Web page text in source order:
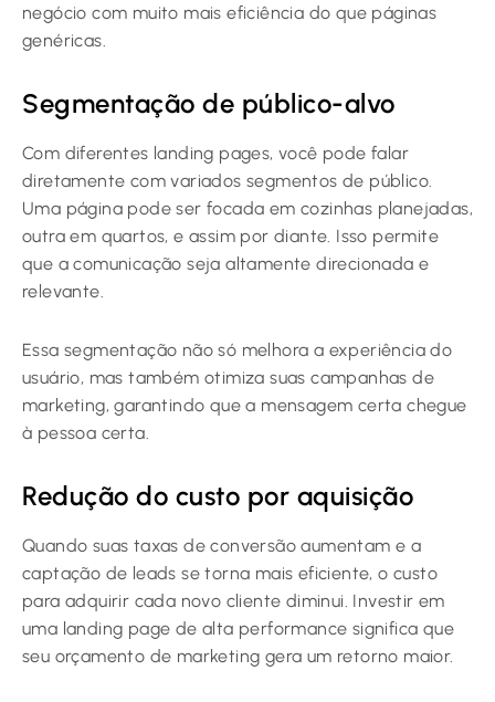
negócio com muito mais eficiência do que páginas
genéricas.
Segmentação de público-alvo
Com diferentes landing pages, você pode falar
diretamente com variados segmentos de público.
Uma página pode ser focada em cozinhas planejadas,
outra em quartos, e assim por diante. Isso permite
que a comunicação seja altamente direcionada e
relevante.
Essa segmentação não só melhora a experiência do
usuário, mas também otimiza suas campanhas de
marketing, garantindo que a mensagem certa chegue
à pessoa certa.
Redução do custo por aquisição
Quando suas taxas de conversão aumentam e a
captação de leads se torna mais eficiente, o custo
para adquirir cada novo cliente diminui. Investir em
uma landing page de alta performance significa que
seu orçamento de marketing gera um retorno maior.